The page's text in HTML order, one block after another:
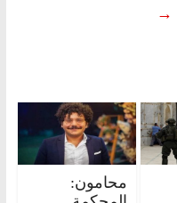
→
محامون: